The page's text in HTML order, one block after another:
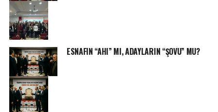
ESNAFIN “AHI” MI, ADAYLARIN “ŞOVU” MU?